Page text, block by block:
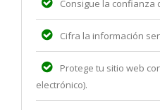
Consigue la confianza
Cifra la información
Protege tu sitio web
electrónico).